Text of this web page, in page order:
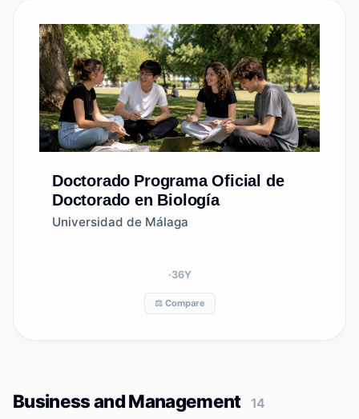
Doctorado Programa Oficial de
Doctorado en Biología
Universidad de Málaga
36Y
⚖️ Compare
Business and Management 14